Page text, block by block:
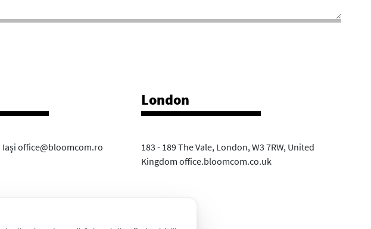
Iași office@bloomcom.ro
London
183 - 189 The Vale, London, W3 7RW, United
Kingdom office.bloomcom.co.uk